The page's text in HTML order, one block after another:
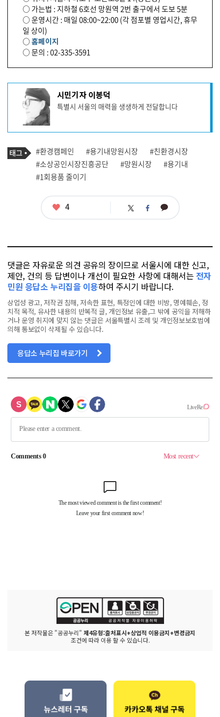
○ 가는법 : 지하철 6호선 망원역 2번 출구에서 도보 5분
○ 운영시간 : 매일 08:00~22:00 (각 점포별 영업시간, 휴무
일 상이)
○홈페이지
○ 문의 : 02-335-3591
프
필
시민기자 이봉덕
특별시 서울의 매력을 생생하게 전달합니다
기
사
관
련
태
태
그
#환경캠페인 #용기내망원시장
#친환경시장
#소상공인시장진흥공단
#망원시장
#용기내
#1회용품 줄이기
좋
4 트 페 카
댓글은 자유로운 의견 공유의 장이므로 서울시에 대한 신고,
제안, 건의 등 답변이나 개선이 필요한 사항에 대해서는 전자
민원 응답소 누리집을 이용하여 주시기 바랍니다.
상업성 광고, 저작권 침해, 저속한 표현, 특정인에 대한 비방, 명예훼손, 정
치적 목적, 유사한 내용의 반복적 글, 개인정보 유출,그 밖에 공익을 저해하
거나 운영 취지에 맞지 않는 댓글은 서울특별시 조례 및 개인정보보호법에
의해 통보없이 삭제될 수 있습니다.
응답소 누리집 바로가기
본 저작물은 "공공누리" 제4유형:출처표시+상업적 이용금지+변경금지
조건에 따라 이용 할 수 있습니다.